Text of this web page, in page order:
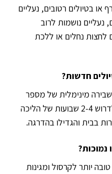
או בטיולים רטובים, נעליים
נעליים נושמות לרוב
נחלים או ללכת
חדשות?
שבירה מינימלית של מספר
ימים. נעלי עור כבדות עלולות לדרוש 2-4 שבועות של הליכה
בבית והגדילו בהדרגה.
נמוכות?
יותר לקרסול ומגינות